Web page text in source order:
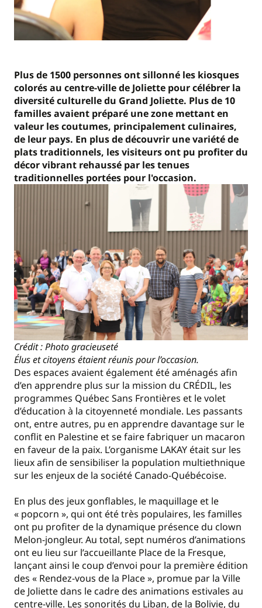
Plus de 1500 personnes ont sillonné les kiosques
colorés au centre-ville de Joliette pour célébrer la
diversité culturelle du Grand Joliette. Plus de 10
familles avaient préparé une zone mettant en
valeur les coutumes, principalement culinaires,
de leur pays. En plus de découvrir une variété de
plats traditionnels, les visiteurs ont pu profiter du
décor vibrant rehaussé par les tenues
traditionnelles portées pour l'occasion.
Crédit : Photo gracieuseté
Élus et citoyens étaient réunis pour l’occasion.
Des espaces avaient également été aménagés afin
d’en apprendre plus sur la mission du CRÉDIL, les
programmes Québec Sans Frontières et le volet
d’éducation à la citoyenneté mondiale. Les passants
ont, entre autres, pu en apprendre davantage sur le
conflit en Palestine et se faire fabriquer un macaron
en faveur de la paix. L’organisme LAKAY était sur les
lieux afin de sensibiliser la population multiethnique
sur les enjeux de la société Canado-Québécoise.
En plus des jeux gonflables, le maquillage et le
« popcorn », qui ont été très populaires, les familles
ont pu profiter de la dynamique présence du clown
Melon-jongleur. Au total, sept numéros d’animations
ont eu lieu sur l’accueillante Place de la Fresque,
lançant ainsi le coup d’envoi pour la première édition
des « Rendez-vous de la Place », promue par la Ville
de Joliette dans le cadre des animations estivales au
centre-ville. Les sonorités du Liban, de la Bolivie, du